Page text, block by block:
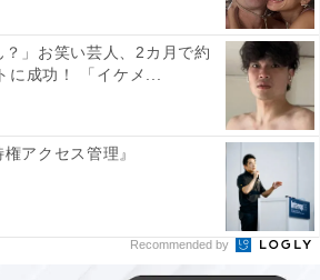
？」お笑い芸人、2カ月で約
に成功！ 「イケメ...
アクセス管理』
Recommended by